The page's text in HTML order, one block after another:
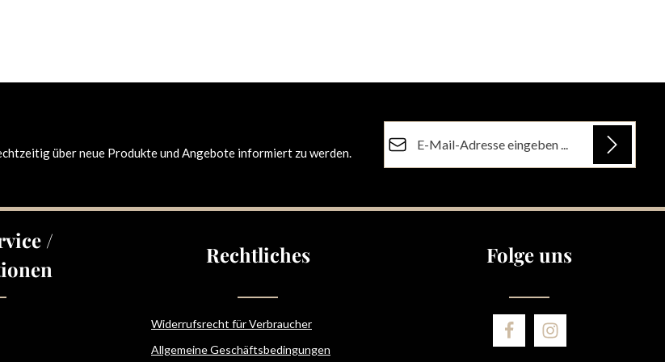
über neue Produkte und Angebote informiert zu werden.
Ich habe dieDatenschutzbestimmungenzur
Pflichtfelder.
/
Rechtliches
Widerrufsrecht für Verbraucher
Allgemeine Geschäftsbedingungen
Folge uns